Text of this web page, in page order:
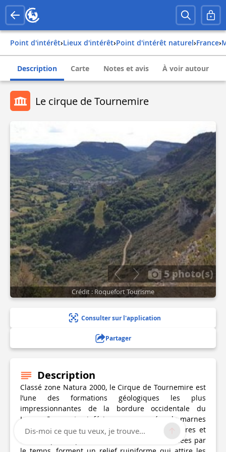
Point d'intérêt› Lieux d'intérêt› Point d'intérêt naturel› france›
Description Carte Notes et avis À voir autour
Le cirque de Tournemire
5 photo(s)
Crédit : Roquefort Tourisme
Consulter sur l'application
Partager
Description
Classé zone Natura 2000, le Cirque de Tournemire est
l’une des formations géologiques les plus
impressionnantes de la bordure occidentale du
Larzac. Ses pentes inférieures, composées de marnes
toarciennes, contrastent avec les barres calcaires et
dolomitiques supérieures. Ces dernières, érodées par
Dis-moi ce que tu veux, je trouve...